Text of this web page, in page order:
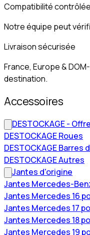
Compatibilité contrôlée
Notre équipe peut
Livraison sécurisée
France, Europe &
destination.
Accessoires
DESTOCKAGE -
DESTOCKAGE Roues
DESTOCKAGE Barres
DESTOCKAGE Autres
Jantes d'origine
Jantes Mercedes-
Jantes Mercedes 16
Jantes Mercedes 17
Jantes Mercedes 18
Jantes Mercedes 19